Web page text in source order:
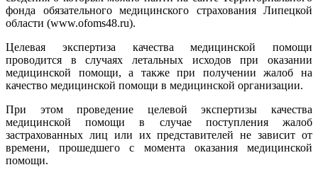
фонда обязательного медицинского страхования Липецкой
области (www.ofoms48.ru).
Целевая экспертиза качества медицинской помощи
проводится в случаях летальных исходов при оказании
медицинской помощи, а также при получении жалоб на
качество медицинской помощи в медицинской организации.
При этом проведение целевой экспертизы качества
медицинской помощи в случае поступления жалоб
застрахованных лиц или их представителей не зависит от
времени, прошедшего с момента оказания медицинской
помощи.